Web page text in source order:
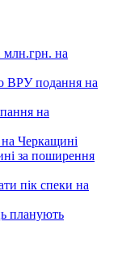
млн.грн. на
ВРУ подання на
на
Черкащині
за поширення
пік спеки на
планують